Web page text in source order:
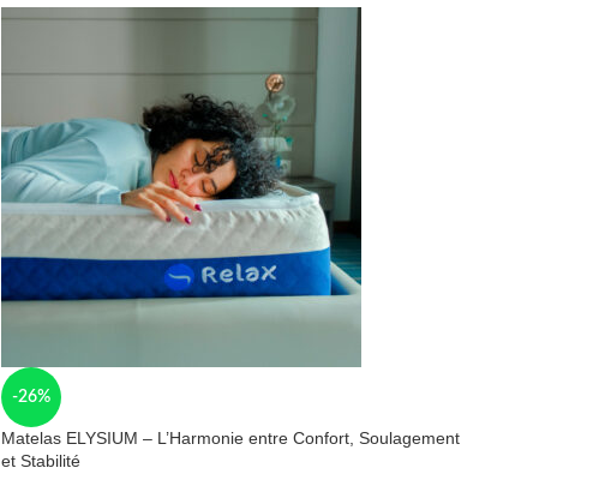
-26%
Matelas ELYSIUM – L’Harmonie entre Confort, Soulagement
et Stabilité